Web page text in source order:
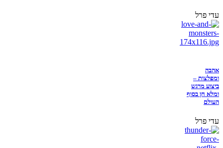
עדי פרל
אהבה
ומפלצות –
ביצוע מרגש
ומלא חן בסוף
העולם
עדי פרל